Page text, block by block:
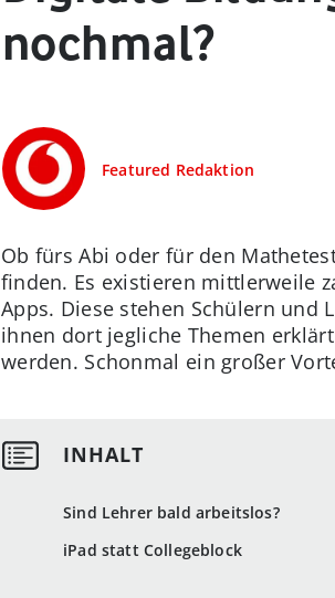
nochmal?
Featured Redaktion
Sind Lehrer bald arbeitslos?
iPad statt Collegeblock
Ob fürs Abi oder für den
finden. Es existieren mittlerweile
Apps. Diese stehen Schülern und
ihnen dort jegliche Themen
werden. Schonmal ein großer